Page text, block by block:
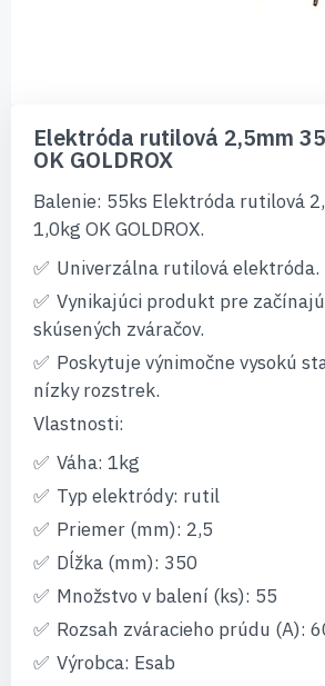
začiatok
galérie
Elektróda rutilová 2,5mm
OK GOLDROX
Balenie: 55ks Elektróda rutilová
1,0kg OK GOLDROX.
Univerzálna rutilová elektróda.
Vynikajúci produkt pre
skúsených zváračov.
Poskytuje výnimočne vysokú
nízky rozstrek.
Vlastnosti:
Váha: 1kg
Typ elektródy: rutil
Priemer (mm): 2,5
Dĺžka (mm): 350
Množstvo v balení (ks): 55
Rozsah zváracieho prúdu (A):
Výrobca: Esab